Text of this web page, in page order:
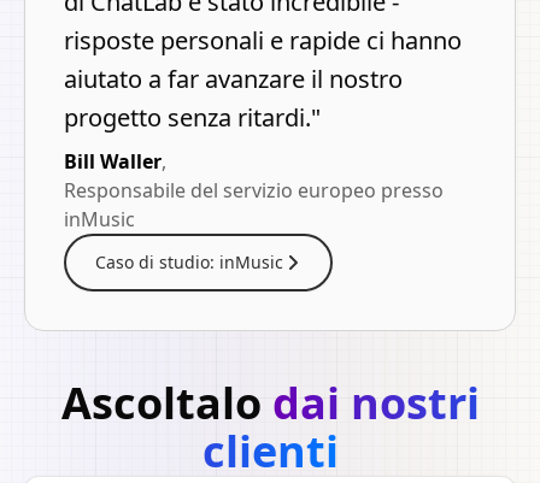
risposte personali e rapide ci hanno
aiutato a far avanzare il nostro
progetto senza ritardi."
Bill Waller,
Responsabile del servizio europeo presso
inMusic
Caso di studio: inMusic
Ascoltalo dai nostri
clienti